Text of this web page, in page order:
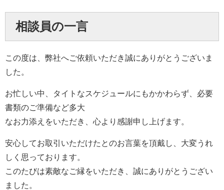
相談員の一言
この度は、弊社へご依頼いただき誠にありがとうございま
した。
お忙しい中、タイトなスケジュールにもかかわらず、必要
書類のご準備など多大
なお力添えをいただき、心より感謝申し上げます。
安心してお取引いただけたとのお言葉を頂戴し、大変うれ
しく思っております。
このたびは素敵なご縁をいただき、誠にありがとうござい
ました。